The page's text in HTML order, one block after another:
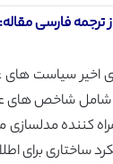
ترجمه فارسی مقاله:
اخیر سیاست های
شاخص های
کننده
ساختاری برای